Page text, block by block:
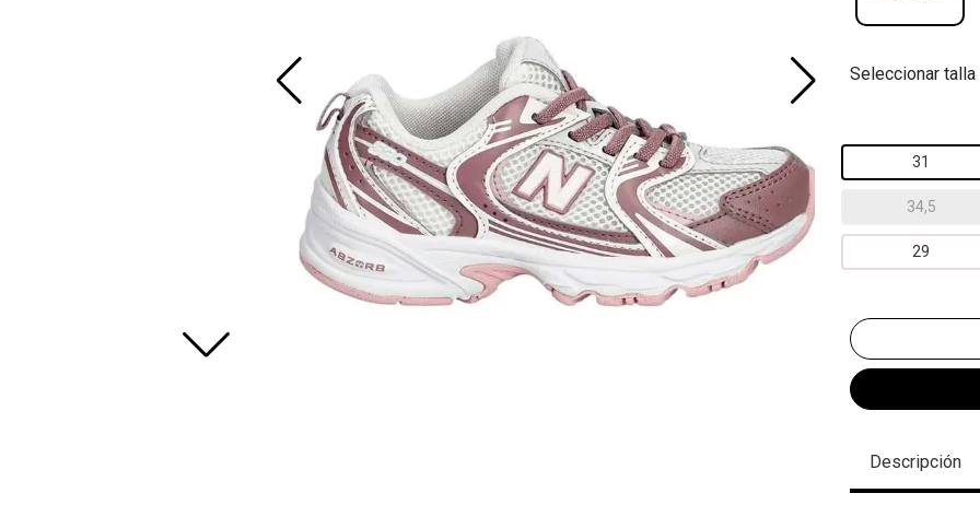
Seleccionar talla
31
34,5
29
Descripción